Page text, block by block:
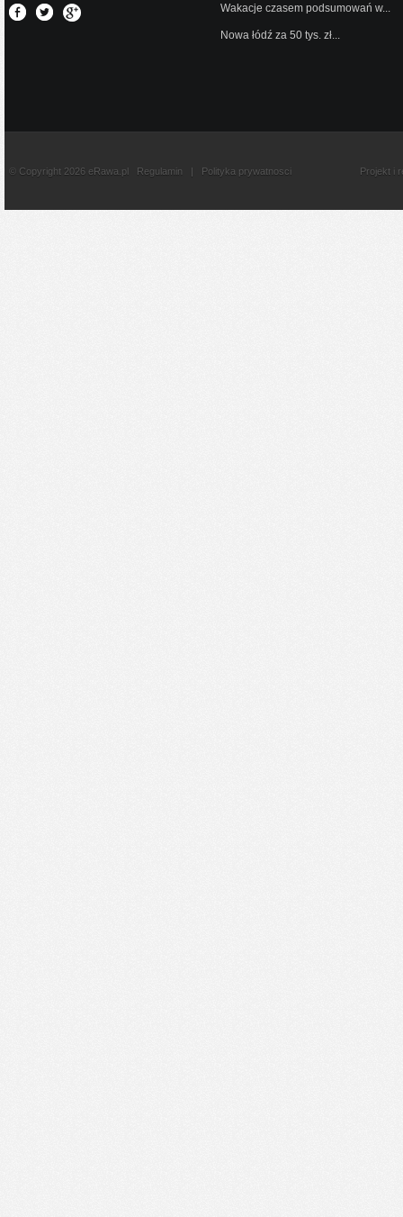
Wakacje czasem podsumowań w...
Nowa łódź za 50 tys. zł...
© Copyright 2026 eRawa.pl Regulamin | Polityka prywatnosci Projekt i